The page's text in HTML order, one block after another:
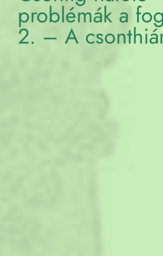
problémák a
2. – A